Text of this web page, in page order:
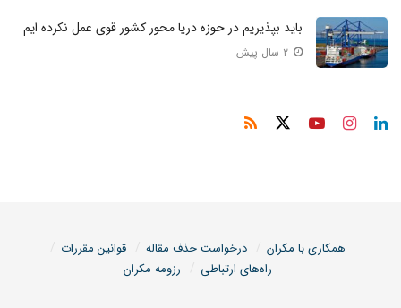
باید بپذیریم در حوزه دریا محور کشور قوی عمل نکرده ایم
همکاری با مکران درخواست حذف مقاله
قوانین مقررات
راه‌های ارتباطی
رزومه مکران